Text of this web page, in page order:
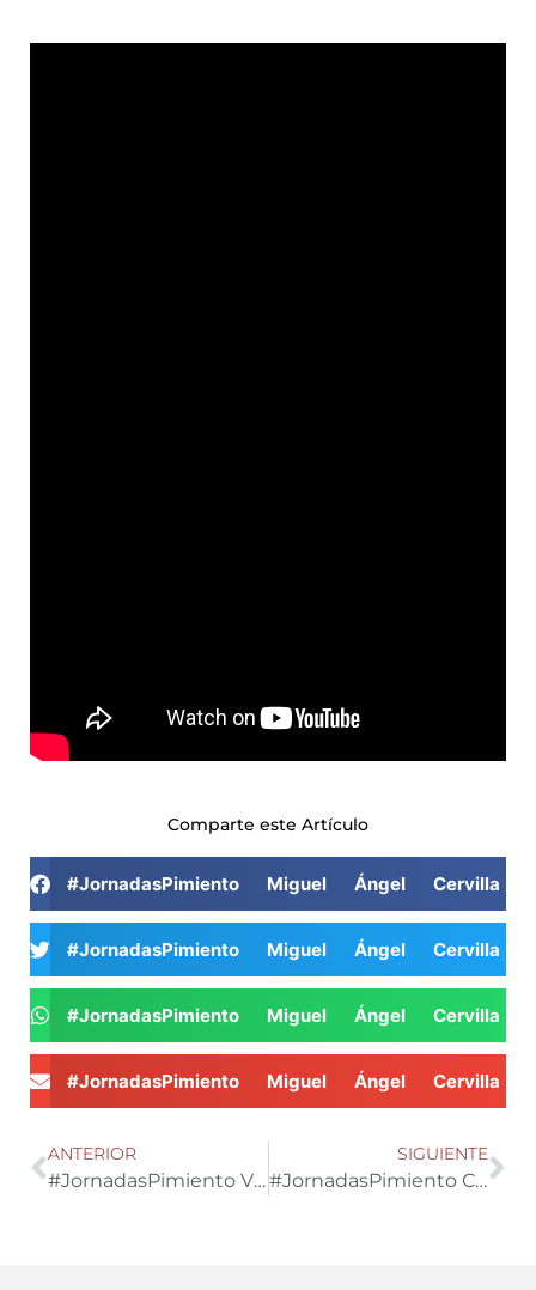
Comparte este Artículo
#JornadasPimiento Miguel Ángel
#JornadasPimiento Miguel Ángel
#JornadasPimiento Miguel Ángel
#JornadasPimiento Miguel Ángel
ANTERIOR
#JornadasPimiento Víctor Molina, director técnico de Biosur
SIGUIENTE
#JornadasPimiento Cristian Olea y Adrián Fernández, técnicos de agroejido